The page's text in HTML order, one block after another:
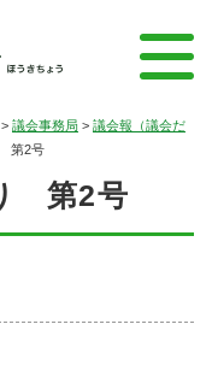
> 議会事務局 > 議会報（議会だ
第2号
第2号